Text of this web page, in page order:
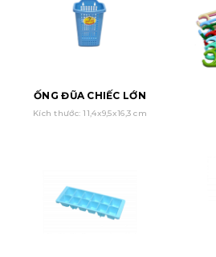
ỐNG ĐŨA CHIẾC LỚN
Kích thước: 11,4x9,5x16,3 cm